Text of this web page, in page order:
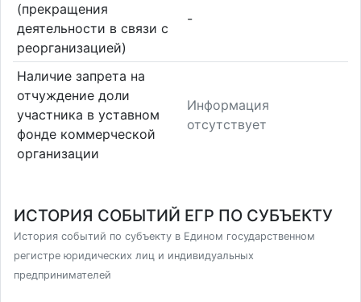
(прекращения
деятельности в связи с
реорганизацией)
-
Наличие запрета на
отчуждение доли
участника в уставном
фонде коммерческой
организации
Информация
отсутствует
ИСТОРИЯ СОБЫТИЙ ЕГР ПО СУБЪЕКТУ
История событий по субъекту в Едином государственном
регистре юридических лиц и индивидуальных
предпринимателей